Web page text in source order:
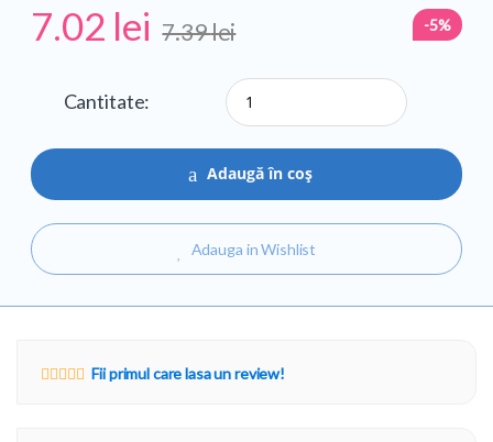
7.02 lei 7.39lei -5%
Cantitate
Marker
pentru
whiteboard
Bic
Velleda
1701
negru
Adaugă în coș
Adauga in Wishlist
Fii primul care lasa un review!